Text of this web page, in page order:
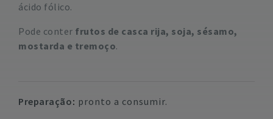
ácido fólico.
Pode conter frutos de casca rija, soja, sésamo,
mostarda e tremoço.
Preparação pronto a consumir.